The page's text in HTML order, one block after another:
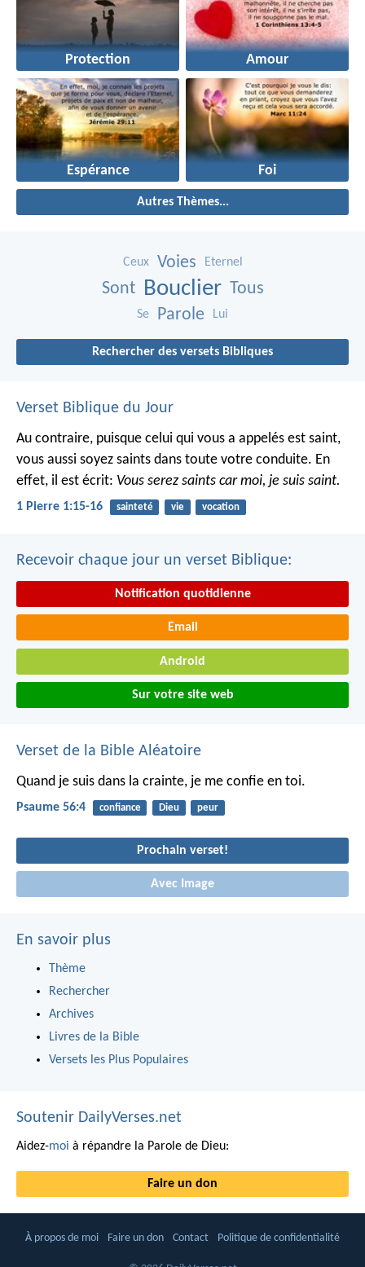
Protection Amour
Espérance Foi
Autres Thèmes...
Ceux Voies Eternel
Sont Bouclier Tous
Se Parole Lui
Rechercher des versets Bibliques
Verset Biblique du Jour
Au contraire, puisque celui qui vous a appelés est saint,
vous aussi soyez saints dans toute votre conduite. En
effet, il est écrit: Vous serez saints car moi, je suis saint.
1 Pierre 1:15-16 sainteté vie vocation
Recevoir chaque jour un verset Biblique:
Notification quotidienne
Email
Android
Sur votre site web
Verset de la Bible Aléatoire
Quand je suis dans la crainte, je me confie en toi.
Psaume 56:4 confiance Dieu peur
Prochain verset!
Avec Image
En savoir plus
Thème
Rechercher
Archives
Livres de la Bible
Versets les Plus Populaires
Soutenir DailyVerses.net
Aidez-moi à répandre la Parole de Dieu:
Faire un don
À propos de moi Faire un don Contact Politique de confidentialité